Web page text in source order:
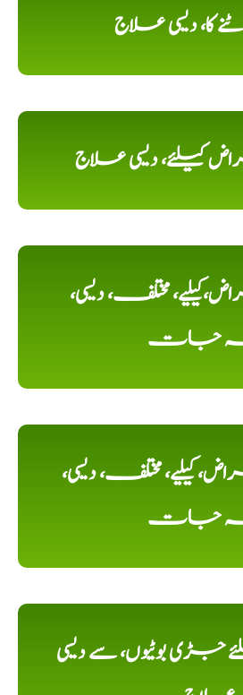
کا، دیسی علاج
کیلئے، دیسی علاج
مختلف، دیسی،
جات
کیلیے، مختلف، دیسی،
جات
جڑی بوٹیوں، سے دیسی